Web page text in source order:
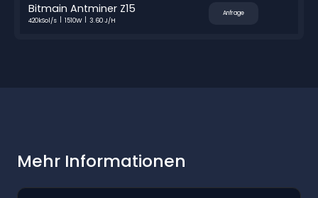
Bitmain Antminer Z15
420kSol/s 1510W 3.60 J/H
Anfrage
Mehr Informationen